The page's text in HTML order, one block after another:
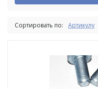
Сортировать по: Артикулу